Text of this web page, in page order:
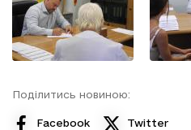
Поділитись новиною:
Facebook Twitter